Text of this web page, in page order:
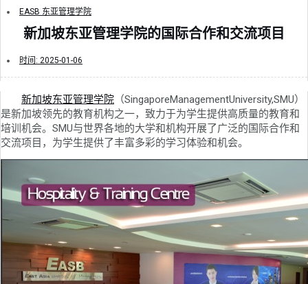
EASB 东亚管理学院
新加坡东亚管理学院的国际合作和交流项目
时间: 2025-01-06
新加坡东亚管理学院 （SingaporeManagementUniversity,SMU）
是新加坡领先的教育机构之一，致力于为学生提供高质量的教育和
培训机会。SMU与世界各地的大学和机构开展了广泛的国际合作和
交流项目，为学生提供了丰富多彩的学习体验和机会。